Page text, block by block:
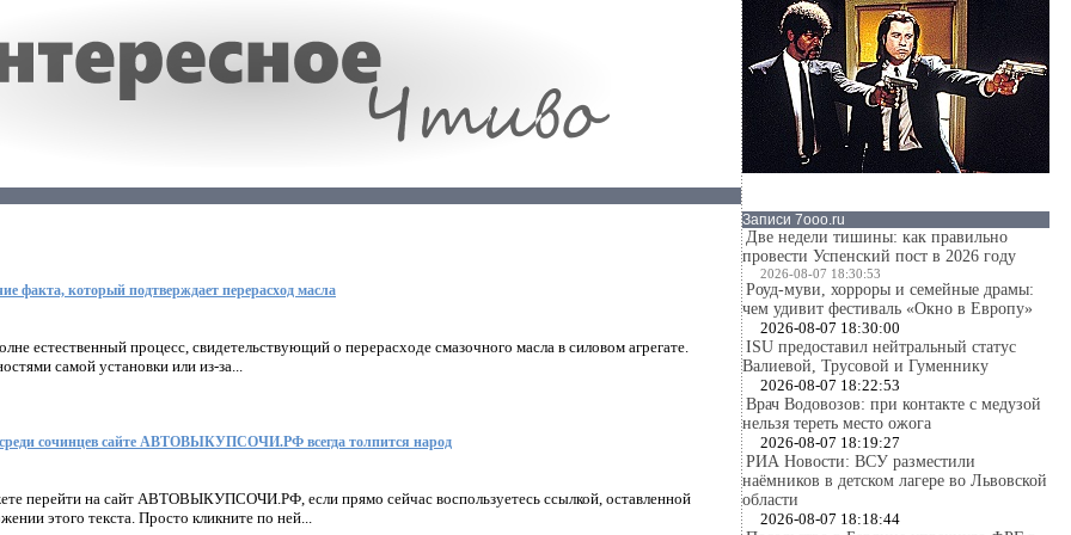
факта, который подтверждает перерасход масла
естественный процесс, свидетельствующий о перерасходе смазочного масла в силовом агрегате.
самой установки или из-за...
сочинцев сайте АВТОВЫКУПСОЧИ.РФ всегда толпится народ
перейти на сайт АВТОВЫКУПСОЧИ.РФ, если прямо сейчас воспользуетесь ссылкой, оставленной
этого текста. Просто кликните по ней...
Записи 7ooo.ru
Две недели тишины: как правильно
провести Успенский пост в 2026 году
2026-08-07 18:30:53
Роуд-муви, хорроры и семейные драмы:
чем удивит фестиваль «Окно в Европу»
2026-08-07 18:30:00
ISU предоставил нейтральный статус
Валиевой, Трусовой и Гуменнику
2026-08-07 18:22:53
Врач Водовозов: при контакте с медузой
нельзя тереть место ожога
2026-08-07 18:19:27
РИА Новости: ВСУ разместили
наёмников в детском лагере во Львовской
области
2026-08-07 18:18:44